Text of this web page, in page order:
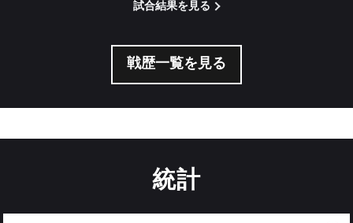
試合結果を見る
戦歴一覧を見る
統計